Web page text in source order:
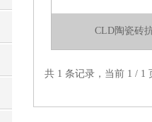
CLD陶瓷砖
共 1 条记录，当前 1 /